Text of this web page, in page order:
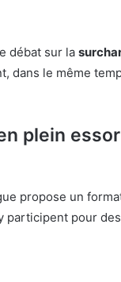
débat sur la
dans le même
plein essor
propose un
participent pour